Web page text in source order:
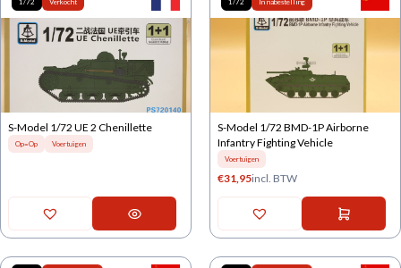
1/72 Verkocht
S-Model 1/72 UE 2 Chenillette
Op=Op Voertuigen
1/72 In nabestelling
S-Model 1/72 BMD-1P Airborne
Infantry Fighting Vehicle
Voertuigen
€31,95incl. BTW